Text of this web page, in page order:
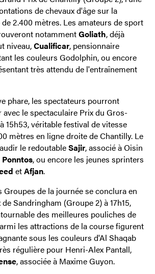
de chevaux d'âge sur la
2.400 mètres. Les amateurs de sport
notammentGoliath, déjà
niveau,Cualificar, pensionnaire
les couleurs Godolphin, ou encore
très attendu de l'entraînement
phare, les spectateurs pourront
le spectaculaire Prix du Gros-
15h53, véritable festival de vitesse
mètres en ligne droite de Chantilly. Le
le redoutableSajir, associé à Oisin
Ponntos, ou encore les jeunes sprinters
etAfjan.
Groupes de la journée se conclura en
de Sandringham (Groupe 2) à 17h15,
des meilleures pouliches de
les attractions de la course figurent
sous les couleurs d'Al Shaqab
régulière pour Henri-Alex Pantall,
, associée à Maxime Guyon.